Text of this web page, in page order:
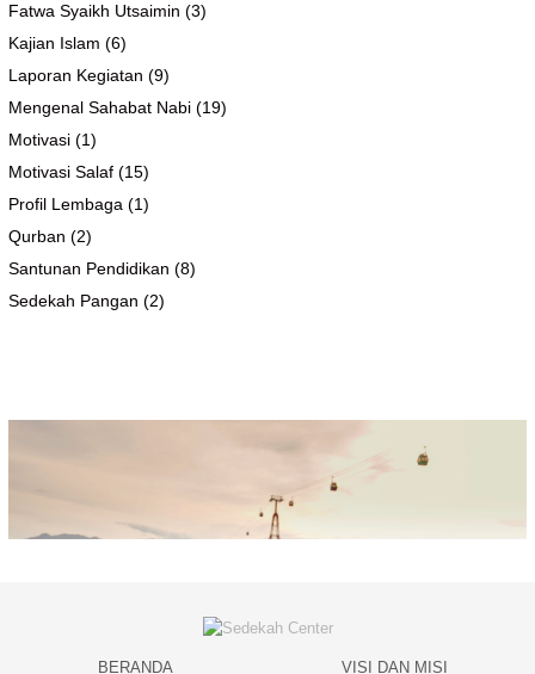
Fatwa Syaikh Utsaimin (3)
Kajian Islam (6)
Laporan Kegiatan (9)
Mengenal Sahabat Nabi (19)
Motivasi (1)
Motivasi Salaf (15)
Profil Lembaga (1)
Qurban (2)
Santunan Pendidikan (8)
Sedekah Pangan (2)
BERANDA VISI DAN MISI